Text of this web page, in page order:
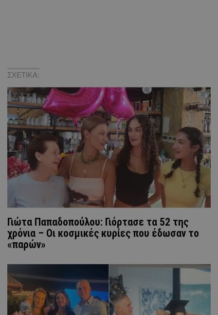
ΣΧΕΤΙΚΑ:
Γιώτα Παπαδοπούλου: Γιόρτασε τα 52 της
χρόνια – Οι κοσμικές κυρίες που έδωσαν το
«παρών»